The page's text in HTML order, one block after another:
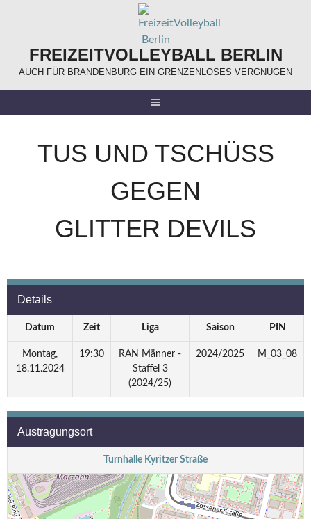
FREIZEITVOLLEYBALL BERLIN
AUCH FÜR BRANDENBURG EIN GRENZENLOSES VERGNÜGEN
TUS UND TSCHÜSS
GEGEN
GLITTER DEVILS
Details
Datum Zeit Liga Saison PIN
Montag,
18.11.2024
19:30
RAN Männer -
Staffel 3
(2024/25)
2024/2025 M_03_08
Austragungsort
Turnhalle Kyritzer Straße